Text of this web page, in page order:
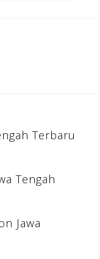
Terbaru
Tengah
Jawa